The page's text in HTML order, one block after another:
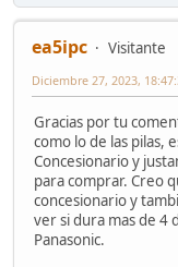
ea5ipc
Visitante
Diciembre 27, 2023,
Gracias por tu
como lo de las pilas,
Concesionario y
para comprar. Creo
concesionario y
ver si dura mas de 4
Panasonic.